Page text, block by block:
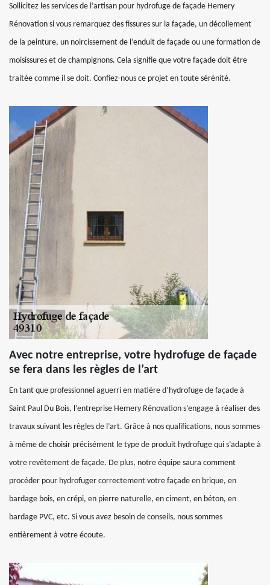
Sollicitez les services de l’artisan pour hydrofuge de façade Hemery
Rénovation si vous remarquez des fissures sur la façade, un décollement
de la peinture, un noircissement de l’enduit de façade ou une formation de
moisissures et de champignons. Cela signifie que votre façade doit être
traitée comme il se doit. Confiez-nous ce projet en toute sérénité.
Avec notre entreprise, votre hydrofuge de façade
se fera dans les règles de l’art
En tant que professionnel aguerri en matière d’hydrofuge de façade à
Saint Paul Du Bois, l’entreprise Hemery Rénovation s’engage à réaliser des
travaux suivant les règles de l’art. Grâce à nos qualifications, nous sommes
à même de choisir précisément le type de produit hydrofuge qui s’adapte à
votre revêtement de façade. De plus, notre équipe saura comment
procéder pour hydrofuger correctement votre façade en brique, en
bardage bois, en crépi, en pierre naturelle, en ciment, en béton, en
bardage PVC, etc. Si vous avez besoin de conseils, nous sommes
entièrement à votre écoute.